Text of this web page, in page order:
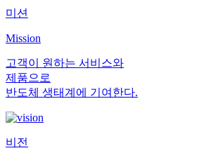
미션
Mission
고객이 원하는 서비스와
제품으로
반도체 생태계에 기여한다.
비전